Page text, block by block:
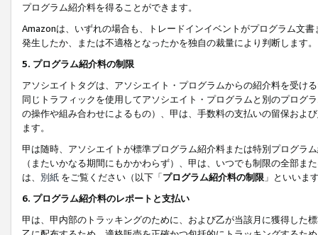
プログラム紹介料を得ることができます。
Amazonは、いずれの場合も、トレードインイベントがプログラム文
発生したか、または不適格となったかを独自の裁量により判断します。
5. プログラム紹介料の制限
アソシエイトタグは、アソシエイト・プログラムからの紹介料を受け
同じトラフィックを使用してアソシエイト・プログラムと別のプログ
の操作や組み合わせによるもの）、甲は、手数料の支払いの留保およ
ます。
甲は随時、アソシエイトが標準プログラム紹介料または特別プログラ
（またいかなる期間にもかかわらず）、甲は、いつでも制限の全部
は、 別紙 をご覧ください（以下「プログラム紹介料の制限 」といいま
6. プログラム紹介料のレポートと支払い
甲は、甲内部のトラッキングのために、および乙が当該月に獲得した